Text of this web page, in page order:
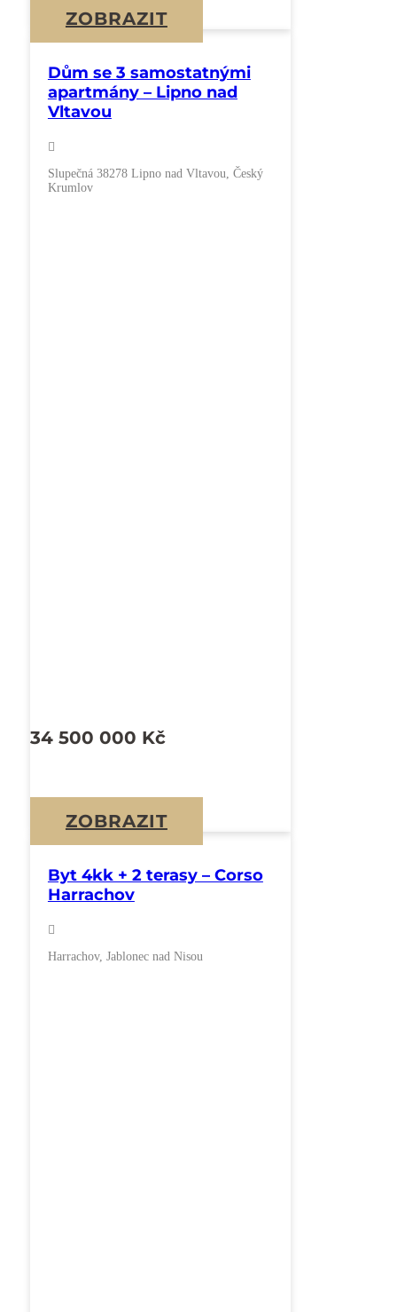
ZOBRAZIT
Dům se 3 samostatnými
apartmány – Lipno nad
Vltavou
Slupečná 38278 Lipno nad Vltavou, Český
Krumlov
34 500 000 Kč
ZOBRAZIT
Byt 4kk + 2 terasy – Corso
Harrachov
Harrachov, Jablonec nad Nisou